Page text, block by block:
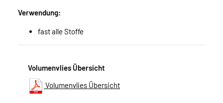
Verwendung:
fast alle Stoffe
Volumenvlies Übersicht
Volumenvlies Übersicht